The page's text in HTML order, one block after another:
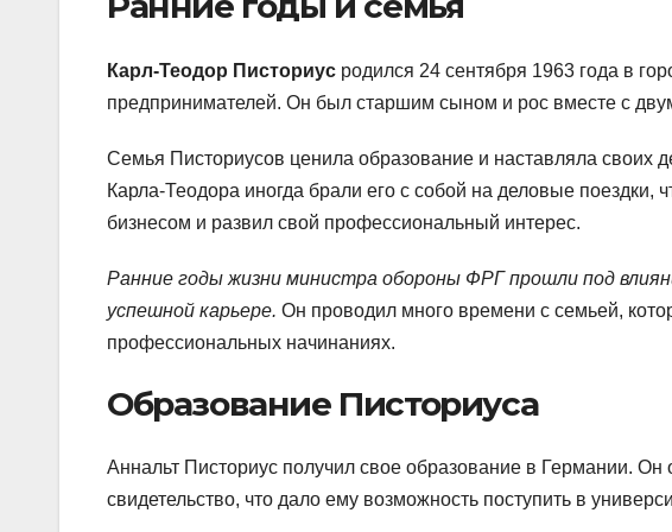
Карл-Теодор Писториус родился 24 сентября 1963 года в
предпринимателей. Он был старшим сыном и рос вместе с
Семья Писториусов ценила образование и наставляла своих
Карла-Теодора иногда брали его с собой на деловые
бизнесом и развил свой профессиональный интерес.
Ранние годы жизни министра обороны ФРГ прошли под
успешной карьере. Он проводил много времени с семьей,
профессиональных начинаниях.
Образование Писториуса
Аннальт Писториус получил свое образование в Германии. Он
свидетельство, что дало ему возможность поступить в